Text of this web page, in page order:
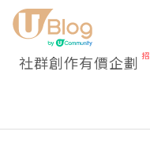
社群創作有價企劃